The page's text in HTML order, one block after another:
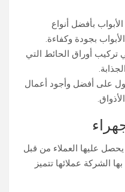
بأفضل أنواع
بجودة وكفاءة.
تركيب أوراق الحائط التي
على أفضل وأجود أعمال
عليها العملاء من قبل
الشركة عملائها تتميز